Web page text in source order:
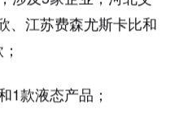
、江苏费森尤斯卡比和
1款液态产品；